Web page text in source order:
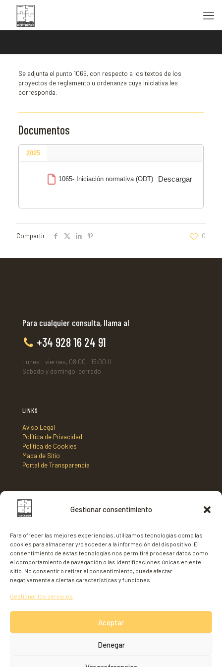
Gestionar consentimiento
Para ofrecer las mejores experiencias, utilizamos tecnologías como las
cookies para almacenar y/o acceder a la información del dispositivo. El
consentimiento de estas tecnologías nos permitirá procesar datos como
el comportamiento de navegación o las identificaciones únicas en este
sitio. No consentir o retirar el consentimiento, puede afectar
negativamente a ciertas características y funciones.
Gestionar los servicios
Aceptar
Denegar
Se adjunta el punto 1065, con respecto a los textos de los
proyectos de reglamento u ordenanza cuya iniciativa les
corresponda.
Documentos
2025
1065- Iniciación normativa (ODT) Descargar
Compartir 0
Para cualquier consulta, llama al
+34 928 16 24 91
Lunes - viernes, 08:00 - 15:00 H
Sábado y domingo, cerrado
LINKS
Aviso Legal
Política de Privacidad
Política de Cookies
Mapa de Sitio
Portal de Transparencia
DIRECCIÓN
35620 - Gran Tarajal,
Fuerteventura
© 2026 Mancomunidad Centro Sur